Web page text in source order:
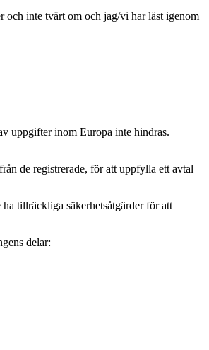
och inte tvärt om och jag/vi har läst igenom
uppgifter inom Europa inte hindras.
de registrerade, för att uppfylla ett avtal
tillräckliga säkerhetsåtgärder för att
delar: